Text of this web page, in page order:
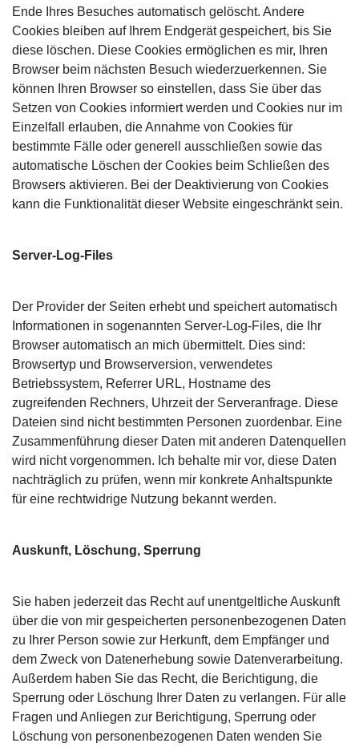
Ende Ihres Besuches automatisch gelöscht. Andere
Cookies bleiben auf Ihrem Endgerät gespeichert, bis Sie
diese löschen. Diese Cookies ermöglichen es mir, Ihren
Browser beim nächsten Besuch wiederzuerkennen. Sie
können Ihren Browser so einstellen, dass Sie über das
Setzen von Cookies informiert werden und Cookies nur im
Einzelfall erlauben, die Annahme von Cookies für
bestimmte Fälle oder generell ausschließen sowie das
automatische Löschen der Cookies beim Schließen des
Browsers aktivieren. Bei der Deaktivierung von Cookies
kann die Funktionalität dieser Website eingeschränkt sein.
Server-Log-Files
Der Provider der Seiten erhebt und speichert automatisch
Informationen in sogenannten Server-Log-Files, die Ihr
Browser automatisch an mich übermittelt. Dies sind:
Browsertyp und Browserversion, verwendetes
Betriebssystem, Referrer URL, Hostname des
zugreifenden Rechners, Uhrzeit der Serveranfrage. Diese
Dateien sind nicht bestimmten Personen zuordenbar. Eine
Zusammenführung dieser Daten mit anderen Datenquellen
wird nicht vorgenommen. Ich behalte mir vor, diese Daten
nachträglich zu prüfen, wenn mir konkrete Anhaltspunkte
für eine rechtwidrige Nutzung bekannt werden.
Auskunft, Löschung, Sperrung
Sie haben jederzeit das Recht auf unentgeltliche Auskunft
über die von mir gespeicherten personenbezogenen Daten
zu Ihrer Person sowie zur Herkunft, dem Empfänger und
dem Zweck von Datenerhebung sowie Datenverarbeitung.
Außerdem haben Sie das Recht, die Berichtigung, die
Sperrung oder Löschung Ihrer Daten zu verlangen. Für alle
Fragen und Anliegen zur Berichtigung, Sperrung oder
Löschung von personenbezogenen Daten wenden Sie